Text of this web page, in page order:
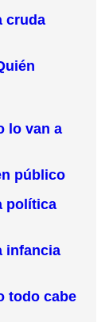
cruda
lo van a
público
política
infancia
todo cabe